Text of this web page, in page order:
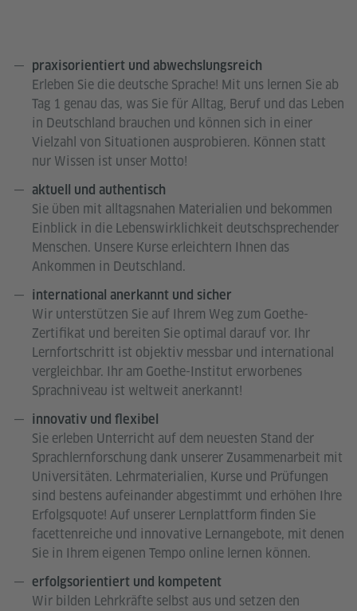
praxisorientiert und abwechslungsreich
Erleben Sie die deutsche Sprache! Mit uns lernen Sie ab
Tag 1 genau das, was Sie für Alltag, Beruf und das Leben
in Deutschland brauchen und können sich in einer
Vielzahl von Situationen ausprobieren. Können statt
nur Wissen ist unser Motto!
aktuell und authentisch
Sie üben mit alltagsnahen Materialien und bekommen
Einblick in die Lebenswirklichkeit deutschsprechender
Menschen. Unsere Kurse erleichtern Ihnen das
Ankommen in Deutschland.
international anerkannt und sicher
Wir unterstützen Sie auf Ihrem Weg zum Goethe-
Zertifikat und bereiten Sie optimal darauf vor. Ihr
Lernfortschritt ist objektiv messbar und international
vergleichbar. Ihr am Goethe-Institut erworbenes
Sprachniveau ist weltweit anerkannt!
innovativ und flexibel
Sie erleben Unterricht auf dem neuesten Stand der
Sprachlernforschung dank unserer Zusammenarbeit mit
Universitäten. Lehrmaterialien, Kurse und Prüfungen
sind bestens aufeinander abgestimmt und erhöhen Ihre
Erfolgsquote! Auf unserer Lernplattform finden Sie
facettenreiche und innovative Lernangebote, mit denen
Sie in Ihrem eigenen Tempo online lernen können.
erfolgsorientiert und kompetent
Wir bilden Lehrkräfte selbst aus und setzen den